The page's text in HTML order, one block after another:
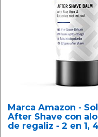
Marca Amazon -
After Shave con
de regaliz - 2 en 1,